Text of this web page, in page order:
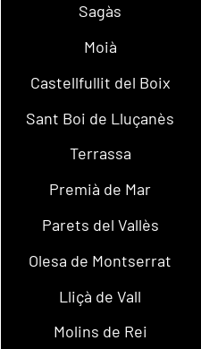
Sagàs
Moià
Castellfullit del Boix
Sant Boi de Lluçanès
Terrassa
Premià de Mar
Parets del Vallès
Olesa de Montserrat
Lliçà de Vall
Molins de Rei